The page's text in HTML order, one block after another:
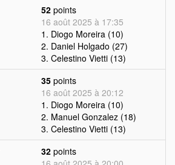
52 points
16 août 2025 à 17:35
1. Diogo Moreira (10)
2. Daniel Holgado (27)
3. Celestino Vietti (13)
35 points
16 août 2025 à 20:12
1. Diogo Moreira (10)
2. Manuel Gonzalez (18)
3. Celestino Vietti (13)
32 points